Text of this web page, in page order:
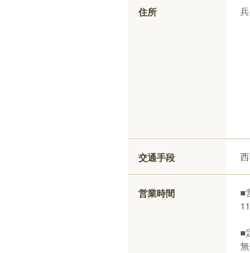
住所
交通手段
営業時間
■
■